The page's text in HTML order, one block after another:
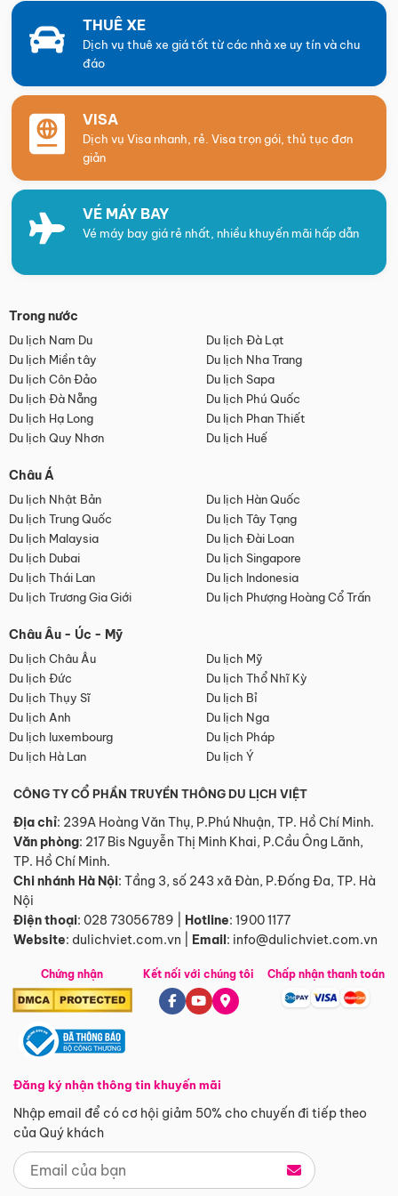
THUÊ XE
Dịch vụ thuê xe giá tốt từ các nhà xe uy tín và chu
đáo
VISA
Dịch vụ Visa nhanh, rẻ. Visa trọn gói, thủ tục đơn
giản
VÉ MÁY BAY
Vé máy bay giá rẻ nhất, nhiều khuyến mãi hấp dẫn
Trong nước
Du lịch Nam Du
Du lịch Đà Lạt
Du lịch Miền tây
Du lịch Nha Trang
Du lịch Côn Đảo
Du lịch Sapa
Du lịch Đà Nẵng
Du lịch Phú Quốc
Du lịch Hạ Long
Du lịch Phan Thiết
Du lịch Quy Nhơn
Du lịch Huế
Châu Á
Du lịch Nhật Bản
Du lịch Hàn Quốc
Du lịch Trung Quốc
Du lịch Tây Tạng
Du lịch Malaysia
Du lịch Đài Loan
Du lịch Dubai
Du lịch Singapore
Du lịch Thái Lan
Du lịch Indonesia
Du lịch Trương Gia Giới
Du lịch Phượng Hoàng Cổ Trấn
Châu Âu - Úc - Mỹ
Du lịch Châu Âu
Du lịch Mỹ
Du lịch Đức
Du lịch Thổ Nhĩ Kỳ
Du lịch Thụy Sĩ
Du lịch Bỉ
Du lịch Anh
Du lịch Nga
Du lịch luxembourg
Du lịch Pháp
Du lịch Hà Lan
Du lịch Ý
CÔNG TY CỔ PHẦN TRUYỀN THÔNG DU LỊCH VIỆT
Địa chỉ: 239A Hoàng Văn Thụ, P.Phú Nhuận, TP. Hồ Chí Minh.
Văn phòng: 217 Bis Nguyễn Thị Minh Khai, P.Cầu Ông Lãnh,
TP. Hồ Chí Minh.
Chi nhánh Hà Nội: Tầng 3, số 243 xã Đàn, P.Đống Đa, TP. Hà
Nội
Điện thoại: 028 73056789 Hotline: 1900 1177
Website: dulichviet.com.vn Email: info@dulichviet.com.vn
Chứng nhận
Đăng ký nhận thông tin khuyến mãi
Nhập email để có cơ hội giảm 50% cho chuyến đi tiếp theo
của Quý khách
Kết nối với chúng tôi Chấp nhận thanh toán